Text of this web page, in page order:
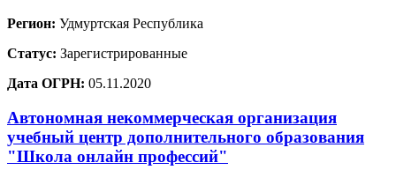
Регион: Удмуртская Республика
Статус: Зарегистрированные
Дата ОГРН: 05.11.2020
Автономная некоммерческая организация
учебный центр дополнительного образования
"Школа онлайн профессий"